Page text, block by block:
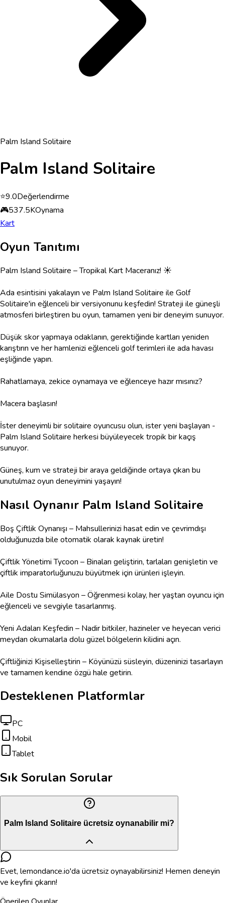
Palm Island Solitaire
Palm Island Solitaire
⭐9.0Değerlendirme
🎮537.5KOynama
Kart
Oyun Tanıtımı
Palm Island Solitaire – Tropikal Kart Maceranız! ☀️
Ada esintisini yakalayın ve Palm Island Solitaire ile Golf
Solitaire'in eğlenceli bir versiyonunu keşfedin! Strateji ile güneşli
atmosferi birleştiren bu oyun, tamamen yeni bir deneyim sunuyor.
Düşük skor yapmaya odaklanın, gerektiğinde kartları yeniden
karıştırın ve her hamlenizi eğlenceli golf terimleri ile ada havası
eşliğinde yapın.
Rahatlamaya, zekice oynamaya ve eğlenceye hazır mısınız?
Macera başlasın!
İster deneyimli bir solitaire oyuncusu olun, ister yeni başlayan -
Palm Island Solitaire herkesi büyüleyecek tropik bir kaçış
sunuyor.
Güneş, kum ve strateji bir araya geldiğinde ortaya çıkan bu
unutulmaz oyun deneyimini yaşayın!
Nasıl Oynanır Palm Island Solitaire
Boş Çiftlik Oynanışı – Mahsullerinizi hasat edin ve çevrimdışı
olduğunuzda bile otomatik olarak kaynak üretin!
Çiftlik Yönetimi Tycoon – Binaları geliştirin, tarlaları genişletin ve
çiftlik imparatorluğunuzu büyütmek için ürünleri işleyin.
Aile Dostu Simülasyon – Öğrenmesi kolay, her yaştan oyuncu için
eğlenceli ve sevgiyle tasarlanmış.
Yeni Adaları Keşfedin – Nadir bitkiler, hazineler ve heyecan verici
meydan okumalarla dolu güzel bölgelerin kilidini açın.
Çiftliğinizi Kişiselleştirin – Köyünüzü süsleyin, düzeninizi tasarlayın
ve tamamen kendine özgü hale getirin.
Desteklenen Platformlar
PC
Mobil
Tablet
Sık Sorulan Sorular
Palm Island Solitaire ücretsiz oynanabilir mi?
Evet, lemondance.io'da ücretsiz oynayabilirsiniz! Hemen deneyin
ve keyfini çıkarın!